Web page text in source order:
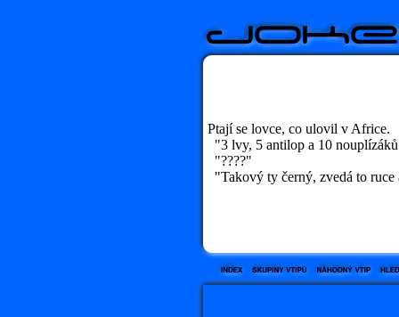
Ptají se lovce, co ulovil v Africe.
"3 lvy, 5 antilop a 10
"????"
"Takový ty černý, zvedá to